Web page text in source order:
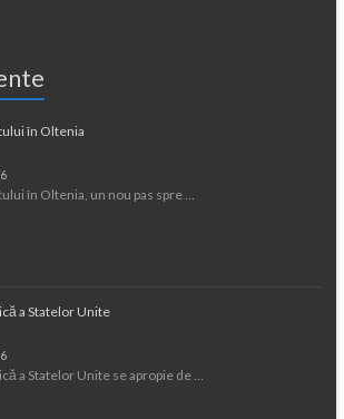
în Oltenia
în Oltenia, un nou pas spre …
a Statelor Unite
a Statelor Unite se apropie de …